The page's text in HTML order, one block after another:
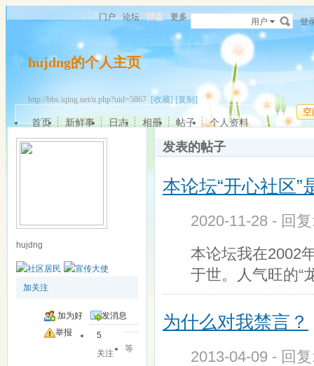
门户 论坛 排盘 更多 用户 登
hujdng的个人主页
http://bbs.iqing.net/u.php?uid=5867 [收藏] [复制]
空
首页 新鲜事 日志 相册 帖子 个人资料
hujdng
加关注
加为好
友
发消息
举报
5
关注
等
发表的帖子
本论坛“开心社区”
2020-11-28 - 回
本论坛我在2002
于世。人气旺的“
为什么对我禁言？
2013-04-09 - 回